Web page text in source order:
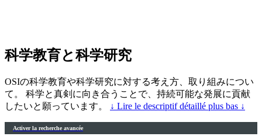
科学教育と科学研究
OSIの科学教育や科学研究に対する考え方、取り組みについ
て。 科学と真剣に向き合うことで、持続可能な発展に貢献
したいと願っています。
↓ Lire le descriptif détaillé plus bas ↓
Activer la recherche avancée